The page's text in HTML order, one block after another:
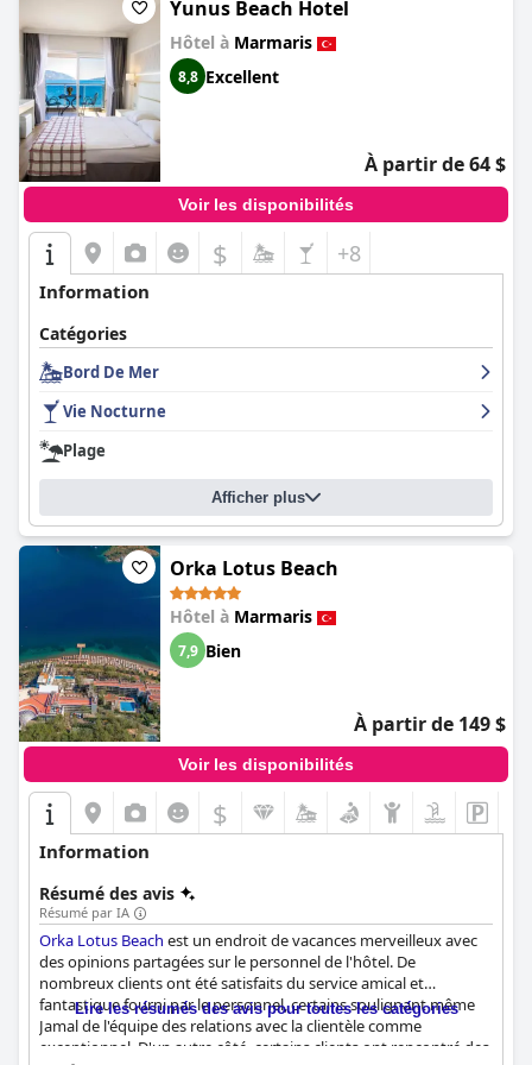
Yunus Beach Hotel
Hôtel à Marmaris
8,8 Excellent
À partir de 64 $
Voir les disponibilités
$ +8
Information
Catégories
Bord De Mer
Vie Nocturne
Plage
Afficher plus
Orka Lotus Beach
Hôtel à Marmaris
7,9 Bien
À partir de 149 $
Voir les disponibilités
$
Information
Résumé des avis
Résumé par IA
Orka Lotus Beach est un endroit de vacances merveilleux avec
des opinions partagées sur le personnel de l'hôtel. De
nombreux clients ont été satisfaits du service amical et
fantastique fourni par le personnel, certains soulignant même
Jamal de l'équipe des relations avec la clientèle comme
exceptionnel. D'un autre côté, certains clients ont rencontré des
Lire les résumés des avis pour toutes les catégories